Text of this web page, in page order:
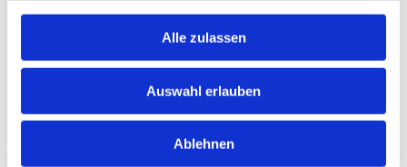
Alle zulassen
Auswahl erlauben
Ablehnen